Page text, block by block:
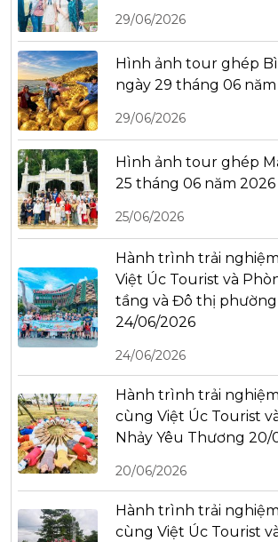
29/06/2026
Hình ảnh tour ghép
ngày 29 tháng 06
29/06/2026
Hình ảnh tour ghép
25 tháng 06 năm 2026
25/06/2026
Hành trình trải
Việt Úc Tourist và
tầng và Đô thị
24/06/2026
24/06/2026
Hành trình trải
cùng Việt Úc Tourist
Nhảy Yêu Thương 20/
20/06/2026
Hành trình trải
cùng Việt Úc Tourist